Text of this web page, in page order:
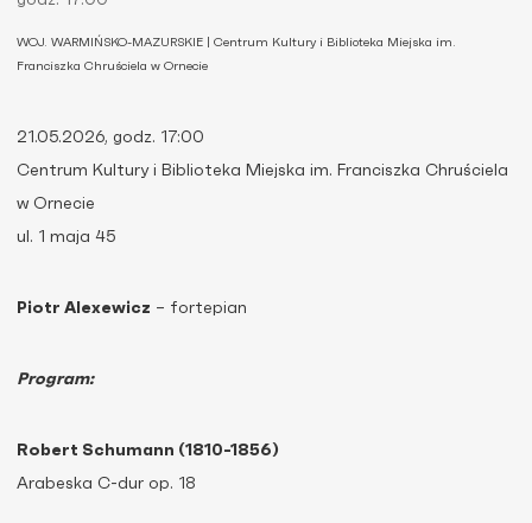
21.05.2026, godz. 17:00
Centrum Kultury i Biblioteka Miejska im. Franciszka Chruściela
w Ornecie
ul. 1 maja 45
Piotr Alexewicz – fortepian
Program:
Robert Schumann (1810-1856)
Arabeska C-dur op. 18
WOJ. WARMIŃSKO-MAZURSKIE | Centrum Kultury i Biblioteka Miejska im.
Franciszka Chruściela w Ornecie